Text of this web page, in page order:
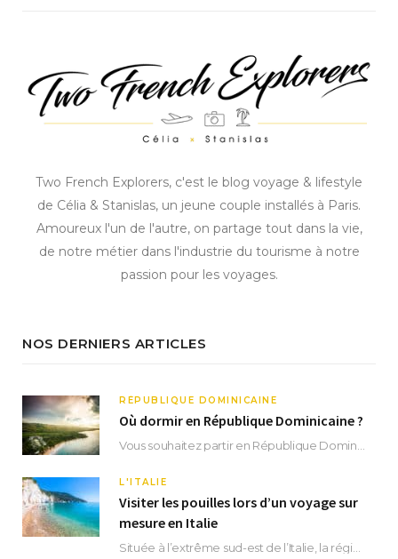
Two French Explorers, c'est le blog voyage & lifestyle
de Célia & Stanislas, un jeune couple installés à Paris.
Amoureux l'un de l'autre, on partage tout dans la vie,
de notre métier dans l'industrie du tourisme à notre
passion pour les voyages.
NOS DERNIERS ARTICLES
RÉPUBLIQUE DOMINICAINE
Où dormir en République Dominicaine ?
L'ITALIE
Visiter les pouilles lors d’un voyage sur
mesure en Italie